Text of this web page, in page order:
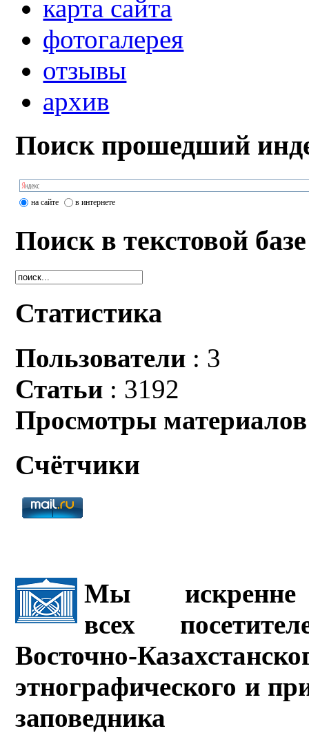
карта сайта
фотогалерея
отзывы
архив
Поиск прошедший
на сайте в интернете
Поиск в текстовой базе
Статистика
Пользователи : 3
Статьи : 3192
Просмотры материалов
Счётчики
Мы искренне
всех
Восточно-
этнографического и
заповедника